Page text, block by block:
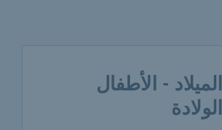
- الأطفال